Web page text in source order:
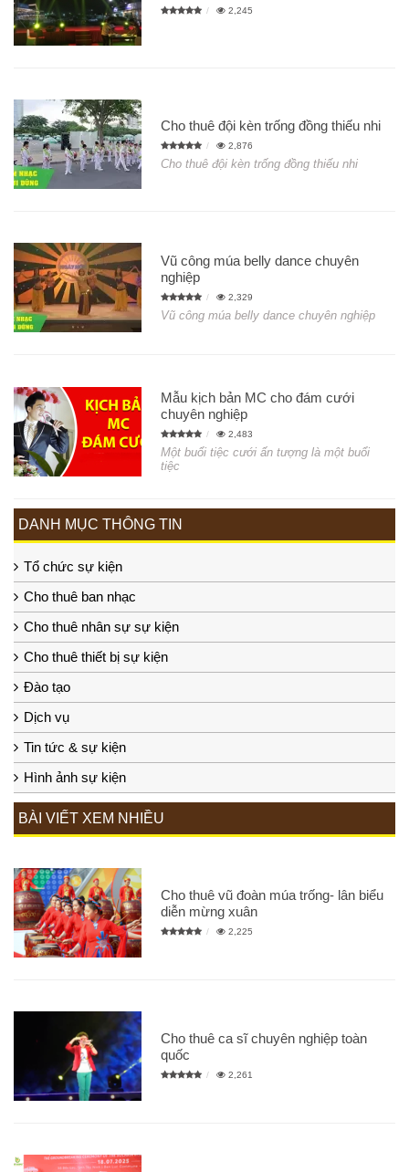
2,245
Cho thuê đội kèn trống đồng thiếu nhi
2,876
Cho thuê đội kèn trống đồng thiếu nhi
Vũ công múa belly dance chuyên
nghiệp
2,329
Vũ công múa belly dance chuyên nghiệp
Mẫu kịch bản MC cho đám cưới
chuyên nghiệp
2,483
Một buổi tiệc cưới ấn tượng là một buổi
tiệc
DANH MỤC THÔNG TIN
Tổ chức sự kiện
Cho thuê ban nhạc
Cho thuê nhân sự sự kiện
Cho thuê thiết bị sự kiện
Đào tạo
Dịch vụ
Tin tức & sự kiện
Hình ảnh sự kiện
BÀI VIẾT XEM NHIỀU
Cho thuê vũ đoàn múa trống- lân biểu
diễn mừng xuân
2,225
Cho thuê ca sĩ chuyên nghiệp toàn
quốc
2,261